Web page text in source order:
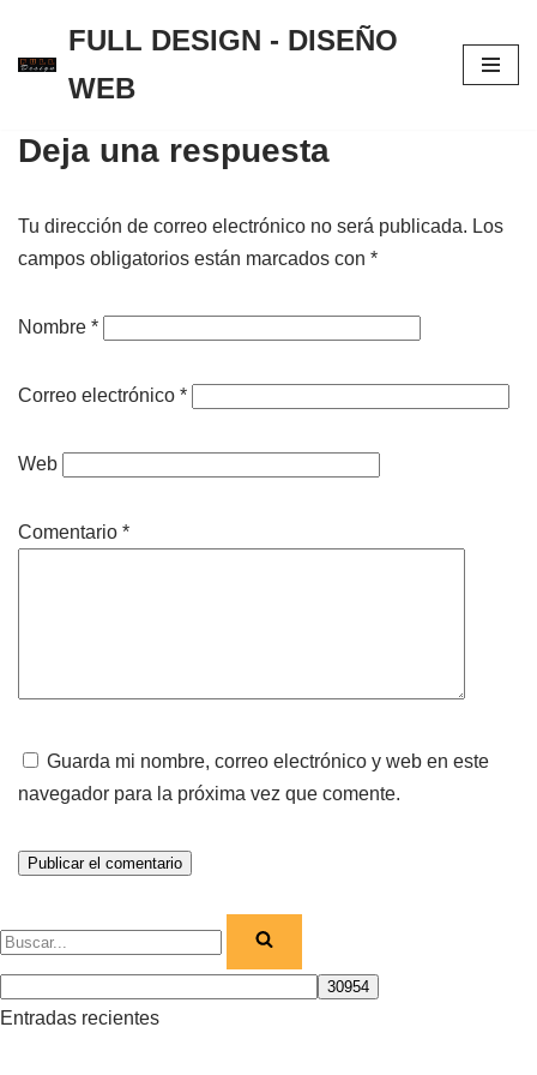
Saltar
FULL DESIGN - DISEÑO
WEB
Deja una respuesta
Tu dirección de correo electrónico no será publicada. Los
campos obligatorios están marcados con *
Nombre *
Correo electrónico *
Web
Comentario *
Guarda mi nombre, correo electrónico y web en este
navegador para la próxima vez que comente.
Entradas recientes